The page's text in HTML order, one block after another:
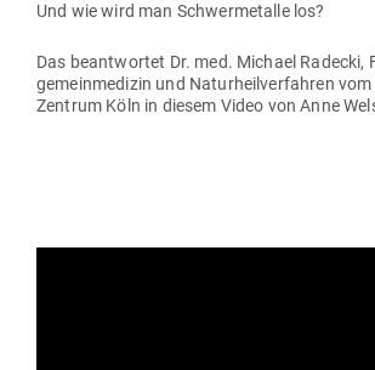
Und wie wird man Schwer­me­talle los?
Das beant­wortet Dr. med. Michael
ge­mein­me­dizin und Natur­heil­ver­fahren vom
Zentrum Köln in diesem Video von Anne